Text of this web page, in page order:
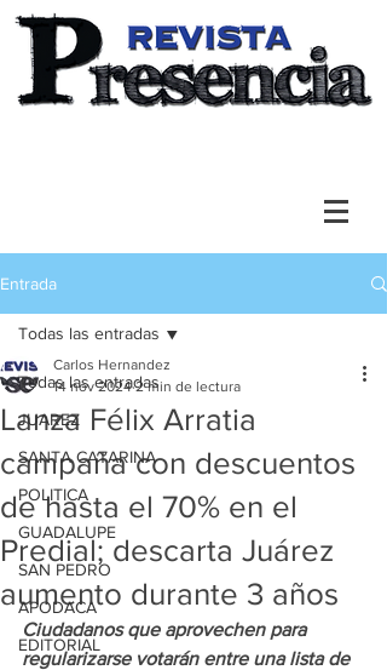
Entrada
Todas las entradas
JUAREZ
SANTA CATARINA
POLITICA
GUADALUPE
SAN PEDRO
APODACA
EDITORIAL
Todas las entradas
Lanza Félix Arratia
campaña con descuentos
de hasta el 70% en el
Predial; descarta Juárez
aumento durante 3 años
Carlos Hernandez
14 nov 2024 2 min de lectura
Ciudadanos que aprovechen para
regularizarse votarán entre una lista de